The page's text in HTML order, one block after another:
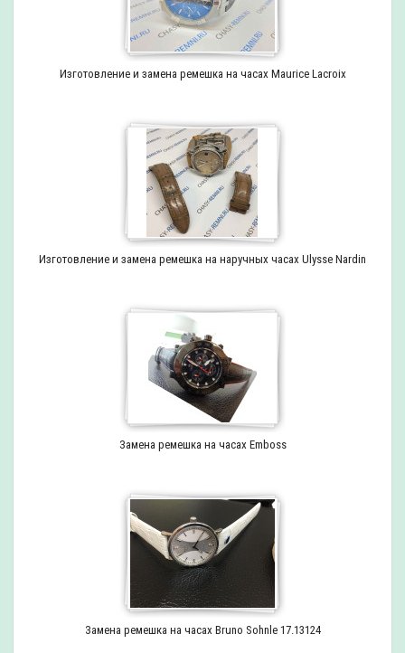
Изготовление и замена ремешка на часах Maurice Lacroix
Изготовление и замена ремешка на наручных часах Ulysse Nardin
Замена ремешка на часах Emboss
Замена ремешка на часах Bruno Sohnle 17.13124